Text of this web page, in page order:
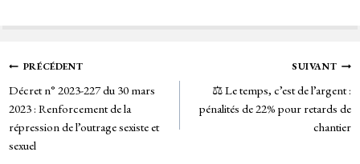
bo tt ail tF
rie
n
dl
y
Navigation
de
l’article
PRÉCÉDENT
Décret n° 2023-227 du 30 mars
2023 : Renforcement de la
répression de l’outrage sexiste et
sexuel
SUIVANT
⚖️ Le temps, c’est de l’argent :
pénalités de 22% pour retards de
chantier